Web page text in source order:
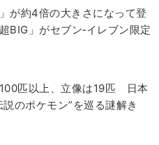
が約4倍の大きさになって登
BIG」がセブン‐イレブン限定
匹以上、立像は19匹 日本
のポケモン”を巡る謎解き